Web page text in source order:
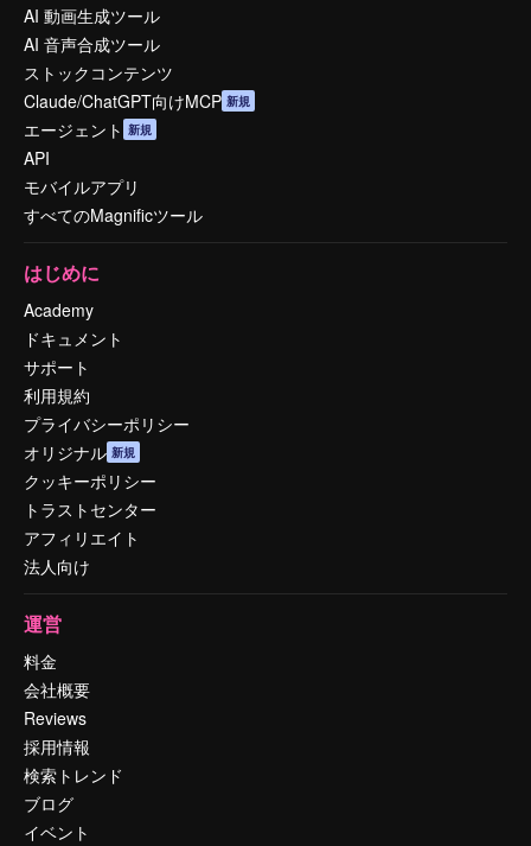
AI 動画生成ツール
AI 音声合成ツール
ストックコンテンツ
Claude/ChatGPT向けMCP 新規
エージェント 新規
API
モバイルアプリ
すべてのMagnificツール
はじめに
Academy
ドキュメント
サポート
利用規約
プライバシーポリシー
オリジナル 新規
クッキーポリシー
トラストセンター
アフィリエイト
法人向け
運営
料金
会社概要
Reviews
採用情報
検索トレンド
ブログ
イベント